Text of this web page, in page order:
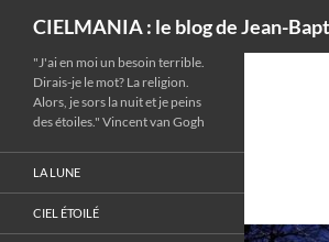
CIELMANIA : le blog de Jean-
"J'ai en moi un besoin terrible.
Dirais-je le mot? La religion.
Alors, je sors la nuit et je peins
des étoiles." Vincent van Gogh
LA LUNE
CIEL ÉTOILÉ